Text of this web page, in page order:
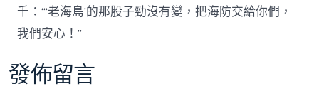
千：“‘老海島’的那股子勁沒有變，把海防交給你們，
我們安心！”
發佈留言